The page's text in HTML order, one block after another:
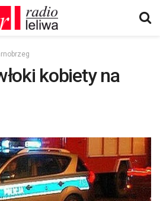
kobiety na